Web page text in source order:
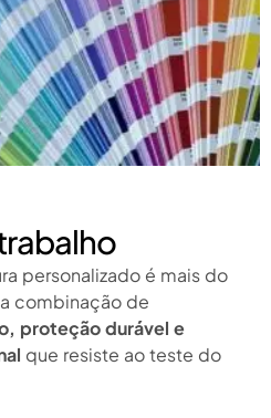
personalizado é mais do
combinação de
proteção durável e
que resiste ao teste do